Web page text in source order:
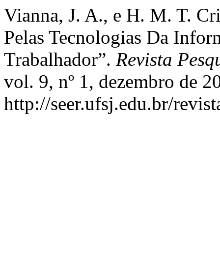
Vianna, J. A., e H. M. T.
Pelas Tecnologias Da
Trabalhador”. Revista
vol. 9, nº 1, dezembro de
http://seer.ufsj.edu.br/